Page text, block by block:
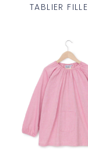
TABLIER FILLE